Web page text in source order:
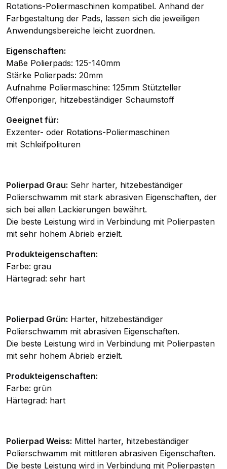
Rotations-Poliermaschinen kompatibel. Anhand der
Farbgestaltung der Pads, lassen sich die jeweiligen
Anwendungsbereiche leicht zuordnen.
Eigenschaften:
Maße Polierpads: 125-140mm
Stärke Polierpads: 20mm
Aufnahme Poliermaschine: 125mm Stützteller
Offenporiger, hitzebeständiger Schaumstoff
Geeignet für:
Exzenter- oder Rotations-Poliermaschinen
mit Schleifpolituren
Polierpad Grau: Sehr harter, hitzebeständiger
Polierschwamm mit stark abrasiven Eigenschaften, der
sich bei allen Lackierungen bewährt.
Die beste Leistung wird in Verbindung mit Polierpasten
mit sehr hohem Abrieb erzielt.
Produkteigenschaften:
Farbe: grau
Härtegrad: sehr hart
Polierpad Grün: Harter, hitzebeständiger
Polierschwamm mit abrasiven Eigenschaften.
Die beste Leistung wird in Verbindung mit Polierpasten
mit sehr hohem Abrieb erzielt.
Produkteigenschaften:
Farbe: grün
Härtegrad: hart
Polierpad Weiss: Mittel harter, hitzebeständiger
Polierschwamm mit mittleren abrasiven Eigenschaften.
Die beste Leistung wird in Verbindung mit Polierpasten